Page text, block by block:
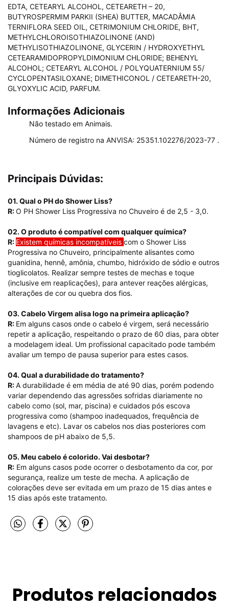
EDTA, CETEARYL ALCOHOL, CETEARETH – 20,
BUTYROSPERMIM PARKII (SHEA) BUTTER, MACADÂMIA
TERNIFLORA SEED OIL, CETRIMONIUM CHLORIDE, BHT,
METHYLCHLOROISOTHIAZOLINONE (AND)
METHYLISOTHIAZOLINONE, GLYCERIN / HYDROXYETHYL
CETEARAMIDOPROPYLDIMONIUM CHLORIDE; BEHENYL
ALCOHOL; CETEARYL ALCOHOL / POLYQUATERNIUM 55/
CYCLOPENTASILOXANE; DIMETHICONOL / CETEARETH-20,
GLYOXYLIC ACID, PARFUM.
Informações Adicionais
Não testado em Animais.
Número de registro na ANVISA: 25351.102276/2023-77 .
Principais Dúvidas:
01. Qual o PH do Shower Liss?
R:O PH Shower Liss Progressiva no Chuveiro é de 2,5 - 3,0.
02. O produto é compatível com qualquer química?
R: Existem químicas incompatíveis com o Shower Liss
Progressiva no Chuveiro, principalmente alisantes como
guanidina, hennê, amônia, chumbo, hidróxido de sódio e outros
tioglicolatos. Realizar sempre testes de mechas e toque
(inclusive em reaplicações), para antever reações alérgicas,
alterações de cor ou quebra dos fios.
03. Cabelo Virgem alisa logo na primeira aplicação?
R: Em alguns casos onde o cabelo é virgem, será necessário
repetir a aplicação, respeitando o prazo de 60 dias, para obter
a modelagem ideal. Um profissional capacitado pode também
avaliar um tempo de pausa superior para estes casos.
04. Qual a durabilidade do tratamento?
R:A durabilidade é em média de até 90 dias, porém podendo
variar dependendo das agressões sofridas diariamente no
cabelo como (sol, mar, piscina) e cuidados pós escova
progressiva como (shampoo inadequados, frequência de
lavagens e etc). Lavar os cabelos nos dias posteriores com
shampoos de pH abaixo de 5,5.
05. Meu cabelo é colorido. Vai desbotar?
R: Em alguns casos pode ocorrer o desbotamento da cor, por
segurança, realize um teste de mecha. A aplicação de
colorações deve ser evitada em um prazo de 15 dias antes e
15 dias após este tratamento.
Produtos relacionados